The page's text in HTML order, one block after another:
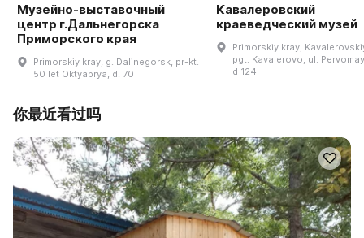
Музейно-выставочный
центр г.Дальнегорска
Приморского края
Primorskiy kray, g. Dalʹnegorsk, pr-kt.
50 let Oktyabrya, d. 70
Кавалеровский
краеведческий музей
Primorskiy kray,
pgt. Kavalerovo, ul.
d 124
你最近看过吗